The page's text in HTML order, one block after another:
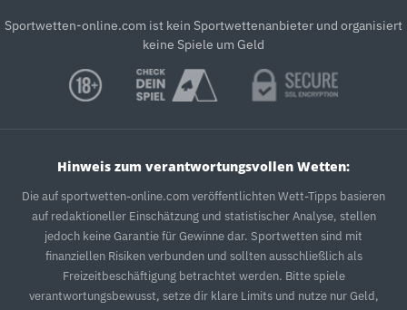
Sportwetten-online.com ist kein Sportwettenanbieter und organisiert
keine Spiele um Geld
Hinweis zum verantwortungsvollen Wetten:
Die auf sportwetten-online.com veröffentlichten Wett-Tipps basieren
auf redaktioneller Einschätzung und statistischer Analyse, stellen
jedoch keine Garantie für Gewinne dar. Sportwetten sind mit
finanziellen Risiken verbunden und sollten ausschließlich als
Freizeitbeschäftigung betrachtet werden. Bitte spiele
verantwortungsbewusst, setze dir klare Limits und nutze nur Geld,